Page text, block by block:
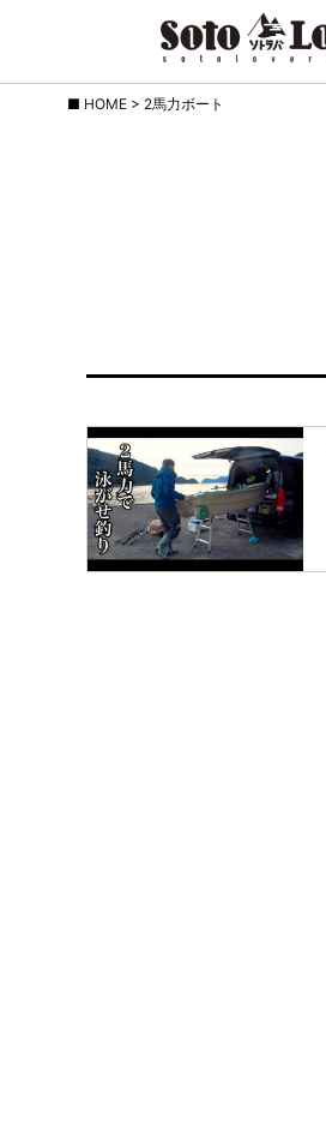
HOME > 2馬力ボート